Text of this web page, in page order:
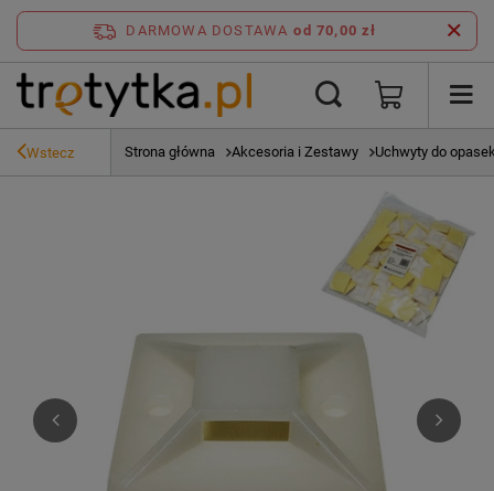
DARMOWA DOSTAWA od 70,00 zł
Wstecz Strona główna Akcesoria i Zestawy Uchwyty do